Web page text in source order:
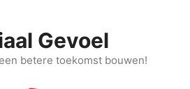
Gevoel
betere toekomst bouwen!